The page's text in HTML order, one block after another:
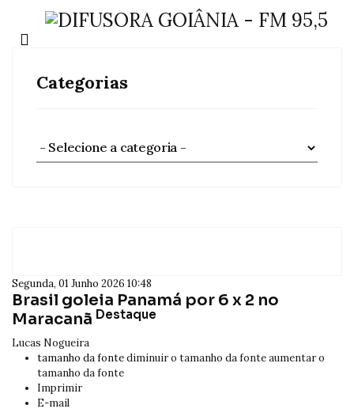
Categorias
Segunda, 01 Junho 2026 10:48
Brasil goleia Panamá por 6 x 2 no
Maracanã Destaque
Lucas Nogueira
tamanho da fontediminuir o tamanho da fonteaumentar o
tamanho da fonte
Imprimir
E-mail